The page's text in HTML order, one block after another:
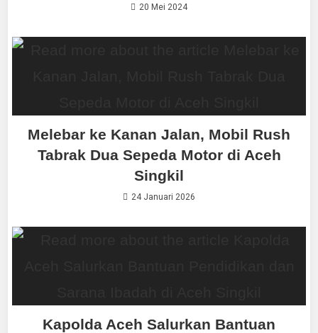
20 Mei 2024
Melebar ke Kanan Jalan, Mobil Rush
Tabrak Dua Sepeda Motor di Aceh
Singkil
24 Januari 2026
Kapolda Aceh Salurkan Bantuan